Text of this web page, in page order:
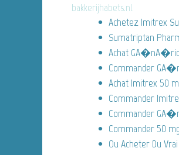
bakkerijhabets.nl
Achetez Imitrex
Sumatriptan
Achat
Commander
Achat Imitrex 50
Commander
Commander
Commander 50
Ou Acheter Du